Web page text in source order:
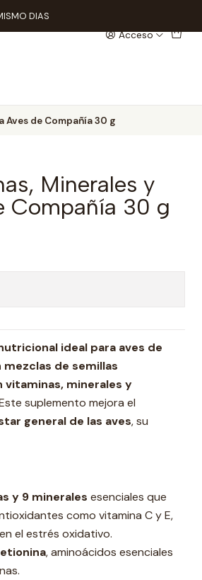
Acceso
DIAS
de Compañía 30 g
Minerales y
Compañía 30 g
ideal para aves de
de semillas
minerales y
suplemento mejora el
general de las aves, su
y 9 minerales esenciales que
como vitamina C y E,
el estrés oxidativo.
, aminoácidos esenciales